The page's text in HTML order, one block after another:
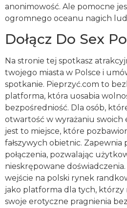
anonimowość. Ale pomocne
ogromnego oceanu nagich
Dołącz Do Sex
Na stronie tej spotkasz
twojego miasta w Polsce i
spotkanie. Pieprzyć.com to
platforma, która uosabia
bezpośredniość. Dla osób,
otwartość w wyrażaniu
jest to miejsce, które
fałszywych obietnic.
połączenia, pozwalając
nieskrępowane doświadczenia.
wejście na polski rynek
jako platforma dla tych, którzy
swoje erotyczne pragnienia